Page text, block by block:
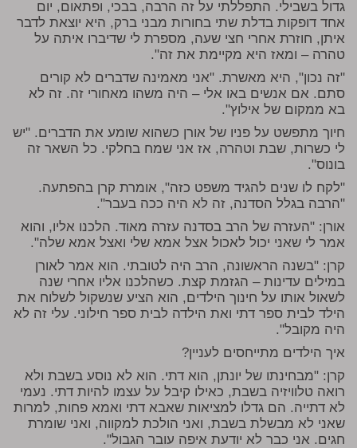
גדול בשבילי. התפללתי על זה הרבה, בבכי, ופתאום, יום
אחד דופקות בדלת שתי בחורות מבני ברק, היא יוצאת לדבר
איתן, חוזרת אחרי חצי שעה, מספרת לי שדיברו איתה על
טהרה – ומאז היא מקיימת את זה".
"זה נכון", היא מאשרת. "אני מאמינה שדברים לא קורים
סתם. אם אנשים באו אלי – היה משהו מאחורי זה. זה לא
בא ממקום של אילוץ".
חיוך מתפשט על פניו של אורן כשהוא שומע את הדברים. "יש
לי כשרות, שבת וטהרה, אז אני שמח בחלקי. כל השאר זה
בונוס".
"לקח לו שנים להגיד משפט כזה", אומרת קרן בהפתעה.
"הרבה בגלל הסדנה, זה לא היה ככה בעבר".
אורן: "העזרה של הרב בסדנה עזרה מאוד. הלכנו אליו, והוא
אמר לי שאני יכול לאכול אצל אמא שלי ואצל אמא שלה".
קרן: "בשנה הראשונה, הרב היה לטובתי. הוא אמר לאורן
במילים עדינות – הגזמת קצת. כשהלכנו אליו אחרי שנה
לשאול אותו על חינוך הילדים, הוא הציע שנשקול לשלוח את
הילד לבית ספר דתי ואת הילדה לבית ספר חילוני. עלי זה לא
היה מקובל".
איך הילדים מתייחסים לעניין?
קרן: "מבחינתו של יונתן, הוא דתי. הוא לא נוסע בשבת ולא
רואה טלוויזיה בשבת, כאילו קיבל על עצמו להיות דתי. נעמי
לא דתייה. הם גדלו למציאות שאבא דתי ואמא פחות, למרות
שאני לא מבשלת בשבת, ואני הולכת למקווה, ואני שומרת
חגים. אני כבר לא יודעת איפה עובר הגבול".